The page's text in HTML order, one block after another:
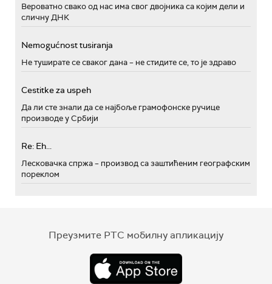
Вероватно свако од нас има свог двојника са којим дели и
сличну ДНК
Nemogućnost tusiranja
Не туширате се сваког дана – не стидите се, то је здраво
Cestitke za uspeh
Да ли сте знали да се најбоље грамофонске ручице
производе у Србији
Re: Eh...
Лесковачка спржа – производ са заштићеним географским
пореклом
Преузмите РТС мобилну апликацију